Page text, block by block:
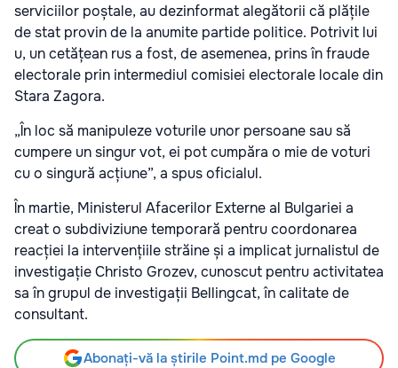
serviciilor poștale, au dezinformat alegătorii că plățile
de stat provin de la anumite partide politice. Potrivit lui
u, un cetățean rus a fost, de asemenea, prins în fraude
electorale prin intermediul comisiei electorale locale din
Stara Zagora.
„În loc să manipuleze voturile unor persoane sau să
cumpere un singur vot, ei pot cumpăra o mie de voturi
cu o singură acțiune”, a spus oficialul.
În martie, Ministerul Afacerilor Externe al Bulgariei a
creat o subdiviziune temporară pentru coordonarea
reacției la intervențiile străine și a implicat jurnalistul de
investigație Christo Grozev, cunoscut pentru activitatea
sa în grupul de investigații Bellingcat, în calitate de
consultant.
Abonați-vă la știrile Point.md pe Google